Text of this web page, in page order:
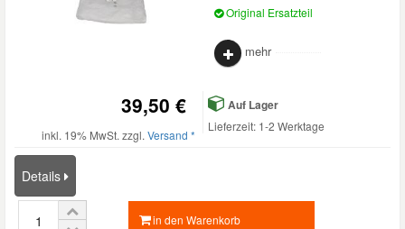
Original Ersatzteil
mehr
39,50 €
inkl. 19% MwSt. zzgl. Versand *
Auf Lager
Lieferzeit: 1-2 Werktage
Details
in den Warenkorb